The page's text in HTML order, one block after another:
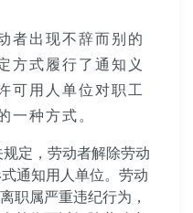
出现不辞而别的
方式履行了通知义
可用人单位对职工
一种方式 。
定，劳动者解除劳动
通知用人单位。劳动
职属严重违纪行为，